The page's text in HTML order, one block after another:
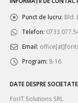
Punct de lucru: Bld.
Telefon:
Email:
Program: 8-16
DATE DESPRE SOCIETATE
ForIT Solutions SRL